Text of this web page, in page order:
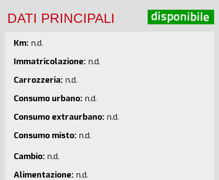
DATI PRINCIPALI
Km: n.d.
Immatricolazione: n.d.
Carrozzeria: n.d.
Consumo urbano: n.d.
Consumo extraurbano: n.d.
Consumo misto: n.d.
Cambio: n.d.
Alimentazione: n.d.